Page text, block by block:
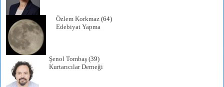
Özlem Korkmaz (64)
Edebiyat Yapma
Şenol Tombaş (39)
Kurtarıcılar Derneği